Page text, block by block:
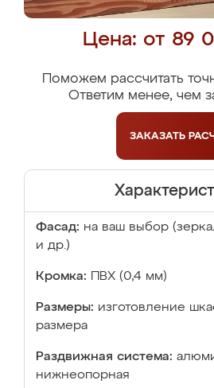
Цена: от 89
Поможем рассчитать
Ответим менее, чем
ЗАКАЗАТЬ
Фасад: на ваш выбор
и др.)
Кромка: ПВХ (0,4 мм)
Размеры: изготовление
размера
Раздвижная система:
нижнеопорная